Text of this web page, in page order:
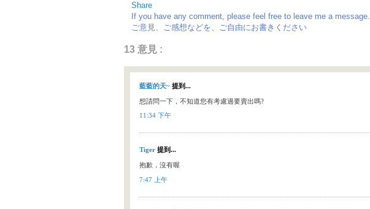
Share
If you have any comment, please feel free to leave me a message.
ご意見、ご感想などを、ご自由にお書きください
13 意見 :
藍藍的天~ 提到...
想請問一下，不知道您有考慮過要賣出嗎?
11:34 下午
Tiger 提到...
抱歉，沒有喔
7:47 上午